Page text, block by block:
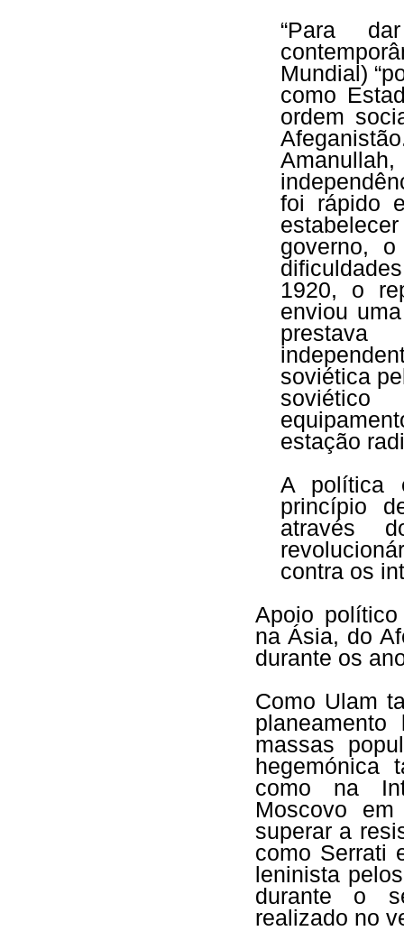
“Para
Mundial)
como
ordem
foi rápido
governo,
1920, o
enviou
soviética
estação
A política
princípio
através
contra os
Apoio
na Ásia, do
durante os
Como Ulam
massas
hegemónica
como na
Moscovo
superar a
como Serrati
leninista
durante o
realizado no